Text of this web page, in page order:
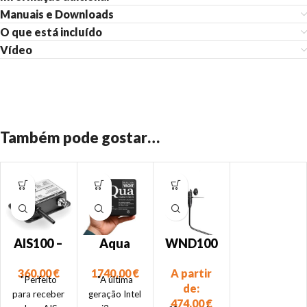
Manuais e Downloads
O que está incluído
Vídeo
Também pode gostar…
AIS100 –
AIS com
NMEA
360,00€
"Perfeito
para receber
Aqua
Pro –
Computa
1740,00€
"A última
geração Intel
WND100
de Vento
A partir
de:
474,00€